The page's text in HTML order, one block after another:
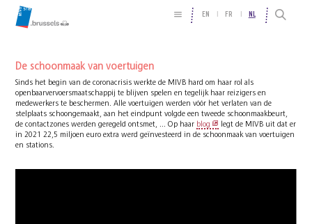
EN FR NL
De schoonmaak van voertuigen
Sinds het begin van de coronacrisis werkte de MIVB hard om haar rol als
openbaarvervoersmaatschappij te blijven spelen en tegelijk haar reizigers en
medewerkers te beschermen. Alle voertuigen werden vóór het verlaten van de
stelplaats schoongemaakt, aan het eindpunt volgde een tweede schoonmaakbeurt,
de contactzones werden geregeld ontsmet, ... Op haar blog
legt de MIVB uit dat er
in 2021 22,5 miljoen euro extra werd geïnvesteerd in de schoonmaak van voertuigen
en stations.